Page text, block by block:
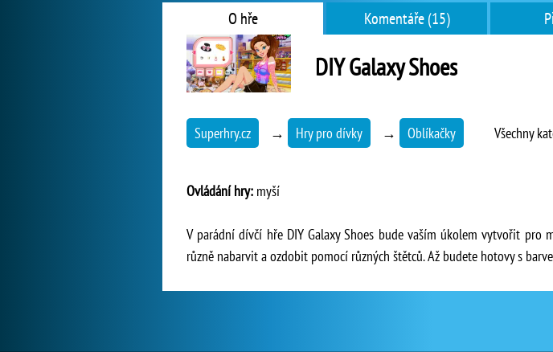
O hře Komentáře (15)
DIY Galaxy Shoes
Superhry.cz → Hry pro dívky → Oblíkačky Všechny
Ovládání hry: myší
V parádní dívčí hře DIY Galaxy Shoes bude vaším úkolem vytvořit pro
různě nabarvit a ozdobit pomocí různých štětců. Až budete hotovy s